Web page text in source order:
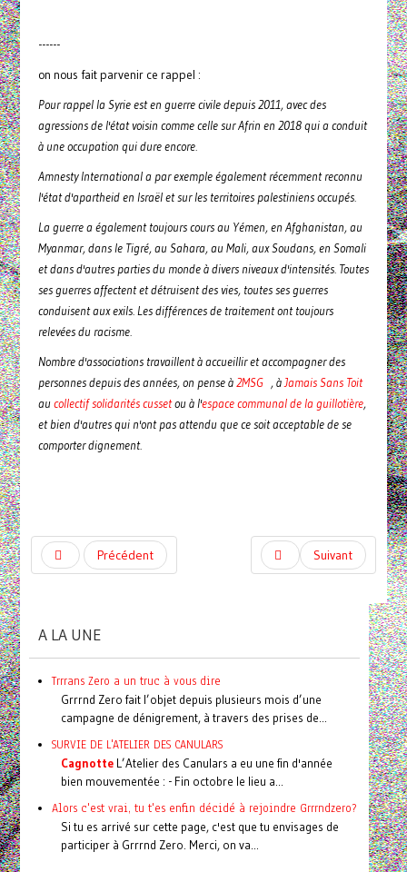
------
on nous fait parvenir ce rappel :
Pour rappel la Syrie est en guerre civile depuis 2011, avec des
agressions de l'état voisin comme celle sur Afrin en 2018 qui a conduit
à une occupation qui dure encore.
Amnesty International a par exemple également récemment reconnu
l'état d'apartheid en Israël et sur les territoires palestiniens occupés.
La guerre a également toujours cours au Yémen, en Afghanistan, au
Myanmar, dans le Tigré, au Sahara, au Mali, aux Soudans, en Somali
et dans d'autres parties du monde à divers niveaux d'intensités. Toutes
ses guerres affectent et détruisent des vies, toutes ses guerres
conduisent aux exils. Les différences de traitement ont toujours
relevées du racisme.
Nombre d'associations travaillent à accueillir et accompagner des
personnes depuis des années, on pense à2MSG , àJamais Sans Toit
aucollectif solidarités cussetou à l'espace communal de la guillotière,
et bien d'autres qui n'ont pas attendu que ce soit acceptable de se
comporter dignement.
Précédent Suivant
A LA UNE
Trrrans Zero a un truc à vous dire
Grrrnd Zero fait l’objet depuis plusieurs mois d’une
campagne de dénigrement, à travers des prises de...
SURVIE DE L'ATELIER DES CANULARS
CagnotteL’Atelier des Canulars a eu une fin d'année
bien mouvementée : - Fin octobre le lieu a...
Alors c'est vrai, tu t'es enfin décidé à rejoindre Grrrndzero?
Si tu es arrivé sur cette page, c'est que tu envisages de
participer à Grrrnd Zero. Merci, on va...